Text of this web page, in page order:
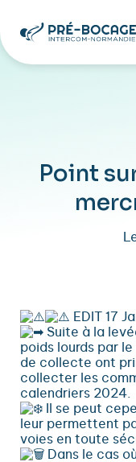
Point
EDIT 17
Suite à la
poids lourds par
de collecte ont
collecter les
calendriers 2024.
Il se peut
leur permettent
voies en toute
Dans le cas